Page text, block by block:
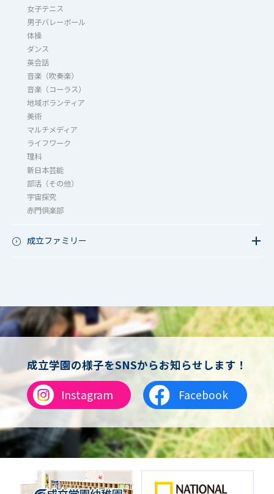
女子テニス
男子バレーボール
体操
ダンス
英会話
音楽（吹奏楽）
音楽（コーラス）
地域ボランティア
美術
マルチメディア
ライフワーク
理科
新日本芸能
部活（その他）
宇宙探究
赤門倶楽部
成立ファミリー
成立学園の様子をSNSからお知らせします！
Instagram
Facebook